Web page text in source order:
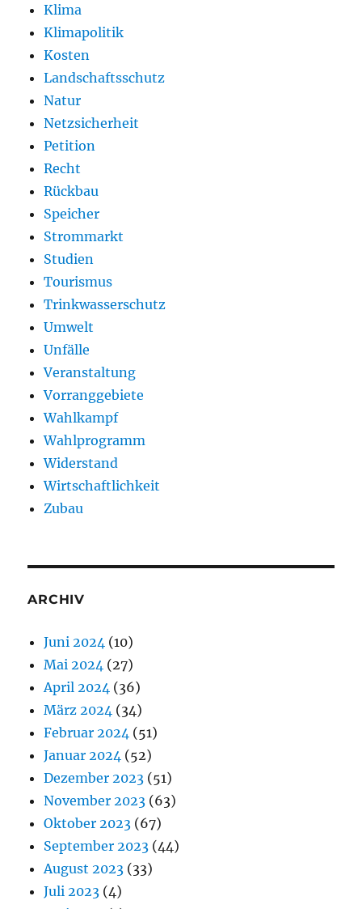
Klima
Klimapolitik
Kosten
Landschaftsschutz
Natur
Netzsicherheit
Petition
Recht
Rückbau
Speicher
Strommarkt
Studien
Tourismus
Trinkwasserschutz
Umwelt
Unfälle
Veranstaltung
Vorranggebiete
Wahlkampf
Wahlprogramm
Widerstand
Wirtschaftlichkeit
Zubau
ARCHIV
Juni 2024 (10)
Mai 2024 (27)
April 2024 (36)
März 2024 (34)
Februar 2024 (51)
Januar 2024 (52)
Dezember 2023 (51)
November 2023 (63)
Oktober 2023 (67)
September 2023 (44)
August 2023 (33)
Juli 2023 (4)